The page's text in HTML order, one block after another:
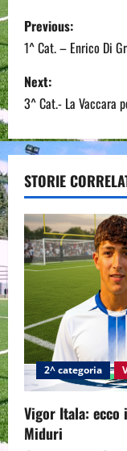
P
o
s
t
n
a
v
i
g
a
t
i
o
Previous:
1^ Cat. – Enrico Di
Next:
3^ Cat.- La Vaccara
STORIE
2^ categoria
Vigor Itala: ecco
Miduri